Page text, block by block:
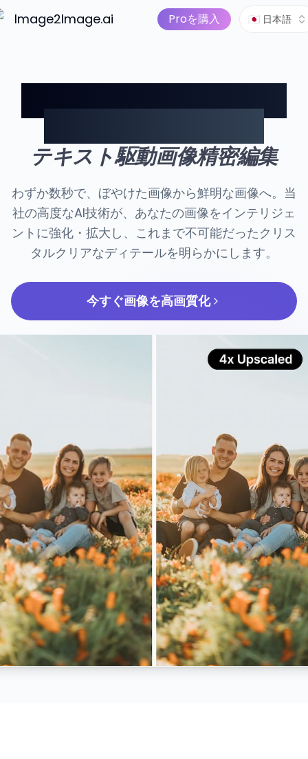
Image2Image.ai
ツール AI画像スイート 画像から動画へ 価格
Proを購入 🇯🇵 日本語
AI画像高画質化ツールで
あなたの写真を変革
テキスト駆動画像精密編集
わずか数秒で、ぼやけた画像から鮮明な画像へ。当
社の高度なAI技術が、あなたの画像をインテリジェ
ントに強化・拡大し、これまで不可能だったクリス
タルクリアなディテールを明らかにします。
今すぐ画像を高画質化